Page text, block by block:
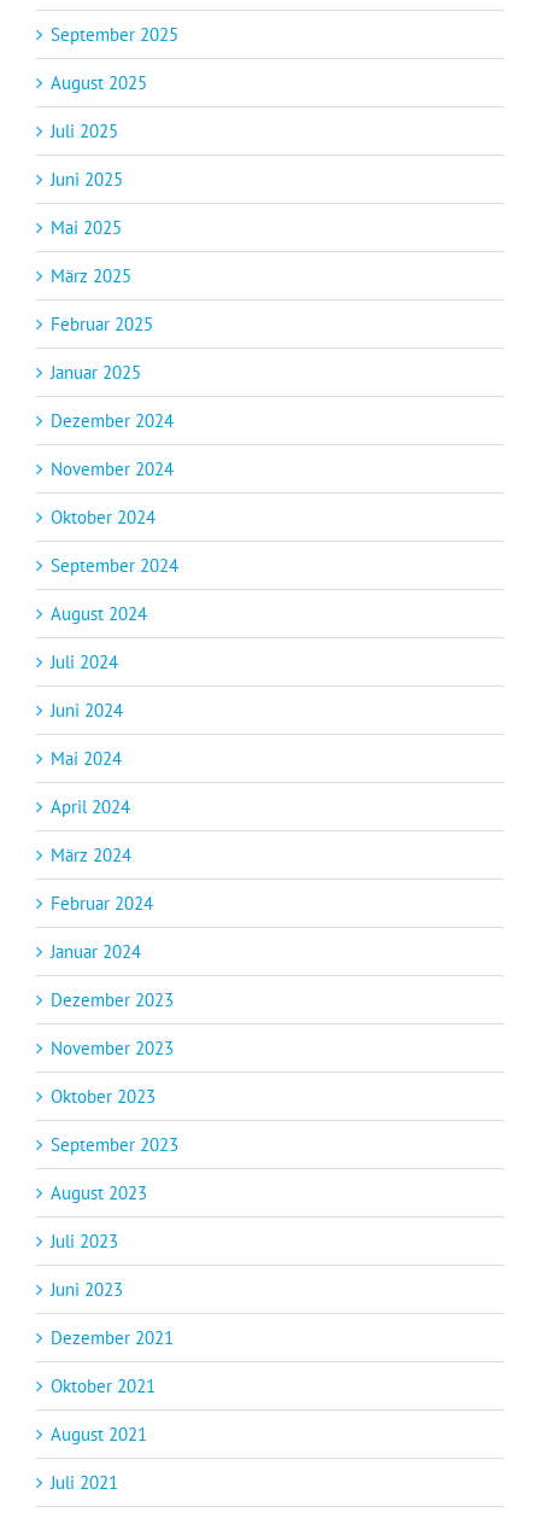
September 2025
August 2025
Juli 2025
Juni 2025
Mai 2025
März 2025
Februar 2025
Januar 2025
Dezember 2024
November 2024
Oktober 2024
September 2024
August 2024
Juli 2024
Juni 2024
Mai 2024
April 2024
März 2024
Februar 2024
Januar 2024
Dezember 2023
November 2023
Oktober 2023
September 2023
August 2023
Juli 2023
Juni 2023
Dezember 2021
Oktober 2021
August 2021
Juli 2021